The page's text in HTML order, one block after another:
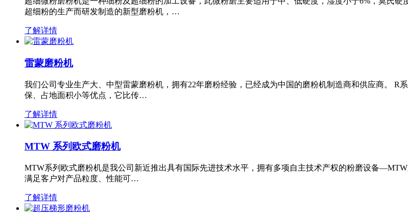
超细粉的生产而研发制造的新型磨粉机，…
了解详情
雷蒙磨粉机
我们公司专业生产大、中型雷蒙磨粉机，拥有22年磨粉经验，已经成为中国的磨粉机制造商和供应商。
保、占地面积小等优点，它比传…
了解详情
MTW 系列欧式磨粉机
MTW系列欧式磨粉机是我公司新近推出具有国际先进技术水平，拥有多项自主技术产权的粉磨设备
满足客户对产品粒度、性能可…
了解详情